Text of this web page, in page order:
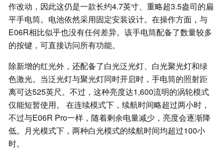
作改动，因此这仍是一款长约4.7英寸、重略超3.5盎司的扁
平手电筒。电池依然采用固定安装设计。在操作方面，与
E06R相比似乎也没有任何差异。该手电筒配备了数量较多
的按键，可直接访问所有功能。
除新增的红光外，还配备了白光泛光灯、白光聚光灯和绿
色激光。当泛光灯与聚光灯同时开启时，手电筒的照射距
离可达525英尺。不过，这种亮度达1,600流明的涡轮模式
仅能短暂使用。 在连续模式下，续航时间略超过两小时，
不过与E06R Pro一样，随着剩余电量减少，亮度会逐渐降
低。月光模式下，两种白光模式的续航时间均超过100小
时。